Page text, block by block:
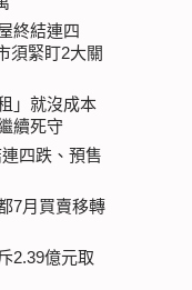
終結連四
須緊盯2大關
」就沒成本
續死守
四跌、預售
7月買賣移轉
2.39億元取